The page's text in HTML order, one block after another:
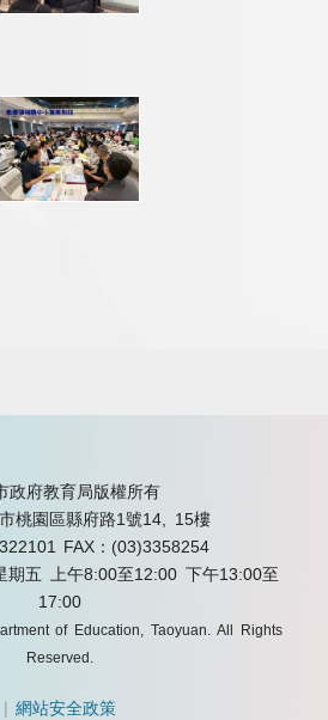
政府教育局版權所有
桃園區縣府路1號14, 15樓
FAX：(03)3358254
期五 上午8:00至12:00 下午13:00至
17:00
of Education, Taoyuan. All Rights
Reserved.
|網站安全政策